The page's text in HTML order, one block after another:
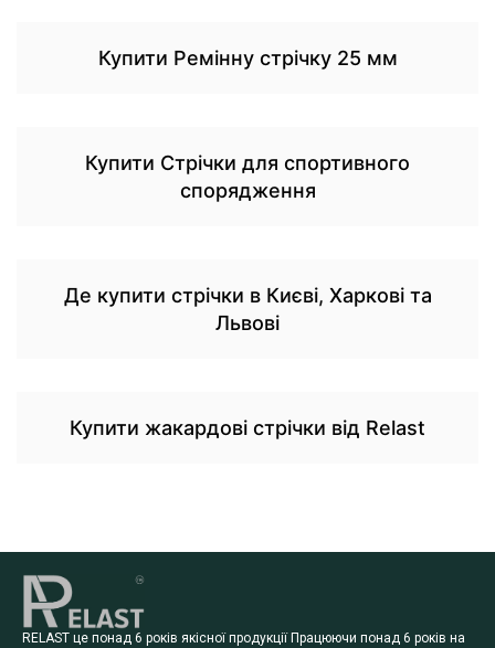
Купити Ремінну стрічку 25 мм
Купити Стрічки для спортивного
спорядження
Де купити стрічки в Києві, Харкові та
Львові
Купити жакардові стрічки від Relast
RELAST це понад 6 років якісної продукції Працюючи понад 6 років на